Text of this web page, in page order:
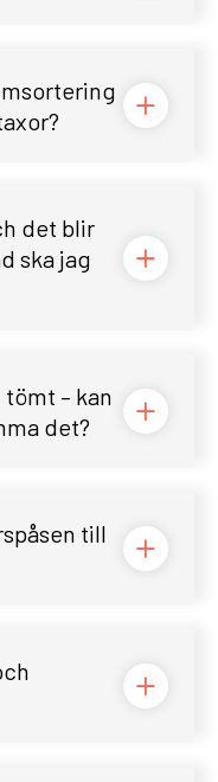
det blir
ska jag
– kan
det?
till